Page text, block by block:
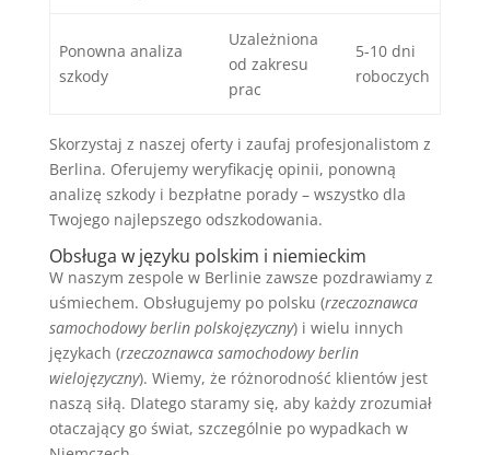
Ponowna analiza
szkody
Uzależniona
od zakresu
prac
5-10 dni
roboczych
Skorzystaj z naszej oferty i zaufaj profesjonalistom z
Berlina. Oferujemy weryfikację opinii, ponowną
analizę szkody i bezpłatne porady – wszystko dla
Twojego najlepszego odszkodowania.
Obsługa w języku polskim i niemieckim
W naszym zespole w Berlinie zawsze pozdrawiamy z
uśmiechem. Obsługujemy po polsku (rzeczoznawca
samochodowy berlin polskojęzyczny) i wielu innych
językach (rzeczoznawca samochodowy berlin
wielojęzyczny). Wiemy, że różnorodność klientów jest
naszą siłą. Dlatego staramy się, aby każdy zrozumiał
otaczający go świat, szczególnie po wypadkach w